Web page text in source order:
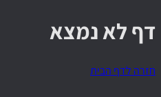
דף לא נמצא
חזרה לדף הבית